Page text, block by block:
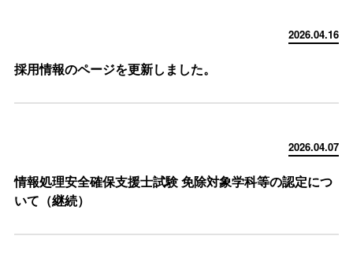
2026.04.16
採用情報のページを更新しました。
2026.04.07
情報処理安全確保支援士試験 免除対象学科等の認定につ
いて（継続）